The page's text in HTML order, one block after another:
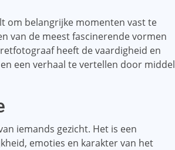
om belangrijke momenten vast te
van de meest fascinerende vormen
heeft de vaardigheid en
een verhaal te vertellen door middel
iemands gezicht. Het is een
emoties en karakter van het